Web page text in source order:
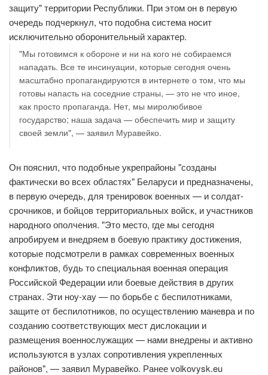
защиту" территории Республики. При этом он в первую
очередь подчеркнул, что подобна система носит
исключительно оборонительный характер.
"Мы готовимся к обороне и ни на кого не собираемся
нападать. Все те инсинуации, которые сегодня очень
масштабно пропагандируются в интернете о том, что мы
готовы напасть на соседние страны, — это не что иное,
как просто пропаганда. Нет, мы миролюбивое
государство; наша задача — обеспечить мир и защиту
своей земли", — заявил Муравейко.
Он пояснил, что подобные укрепрайоны "созданы
фактически во всех областях" Беларуси и предназначены,
в первую очередь, для тренировок военных — и солдат-
срочников, и бойцов территориальных войск, и участников
народного ополчения. "Это место, где мы сегодня
апробируем и внедряем в боевую практику достижения,
которые подсмотрели в рамках современных военных
конфликтов, будь то специальная военная операция
Российской Федерации или боевые действия в других
странах. Эти ноу-хау — по борьбе с беспилотниками,
защите от беспилотников, по осуществлению маневра и по
созданию соответствующих мест дислокации и
размещения военнослужащих — нами внедрены и активно
используются в узлах сопротивления укрепленных
районов", — заявил Муравейко. Ранее volkovysk.eu